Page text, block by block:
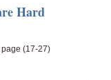
Hard
(17-27)